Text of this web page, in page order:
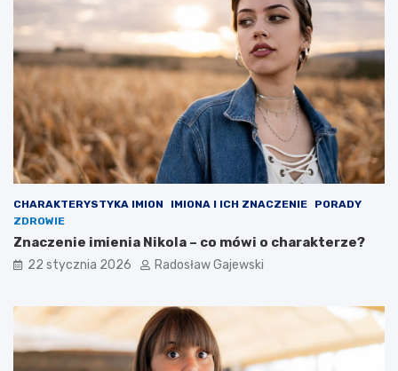
CHARAKTERYSTYKA IMION IMIONA I ICH ZNACZENIE
PORADY
ZDROWIE
Znaczenie imienia Nikola – co mówi o charakterze?
22 stycznia 2026 Radosław Gajewski